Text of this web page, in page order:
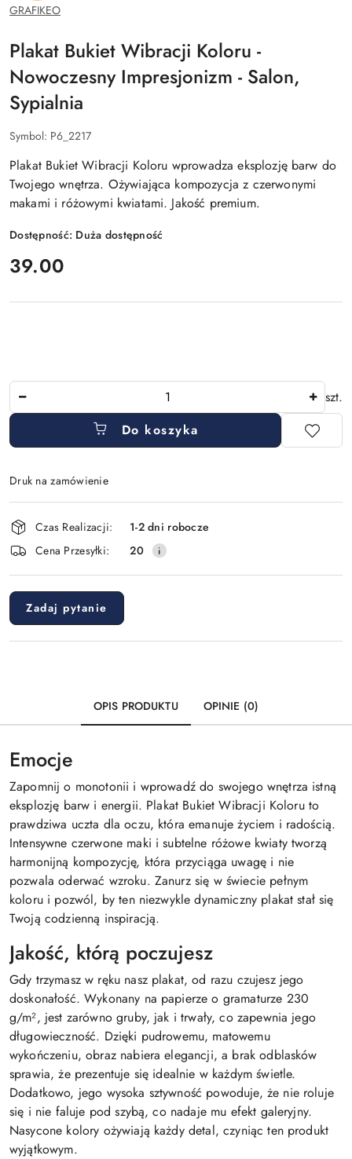
GRAFIKEO
Plakat Bukiet Wibracji Koloru -
Nowoczesny Impresjonizm - Salon,
Sypialnia
Symbol: P6_2217
Plakat Bukiet Wibracji Koloru wprowadza eksplozję barw do
Twojego wnętrza. Ożywiająca kompozycja z czerwonymi
makami i różowymi kwiatami. Jakość premium.
Dostępność: Duża dostępność
cena:
39.00
szt.
Do koszyka
Druk na zamówienie
Dostępność
i
dostawa
Czas Realizacji:
1-2 dni robocze
Cena Przesyłki:
20
Zadaj pytanie
OPIS PRODUKTU OPINIE (0)
Emocje
Zapomnij o monotonii i wprowadź do swojego wnętrza istną
eksplozję barw i energii. Plakat Bukiet Wibracji Koloru to
prawdziwa uczta dla oczu, która emanuje życiem i radością.
Intensywne czerwone maki i subtelne różowe kwiaty tworzą
harmonijną kompozycję, która przyciąga uwagę i nie
pozwala oderwać wzroku. Zanurz się w świecie pełnym
koloru i pozwól, by ten niezwykle dynamiczny plakat stał się
Twoją codzienną inspiracją.
Jakość, którą poczujesz
Gdy trzymasz w ręku nasz plakat, od razu czujesz jego
doskonałość. Wykonany na papierze o gramaturze 230
g/m², jest zarówno gruby, jak i trwały, co zapewnia jego
długowieczność. Dzięki pudrowemu, matowemu
wykończeniu, obraz nabiera elegancji, a brak odblasków
sprawia, że prezentuje się idealnie w każdym świetle.
Dodatkowo, jego wysoka sztywność powoduje, że nie roluje
się i nie faluje pod szybą, co nadaje mu efekt galeryjny.
Nasycone kolory ożywiają każdy detal, czyniąc ten produkt
wyjątkowym.